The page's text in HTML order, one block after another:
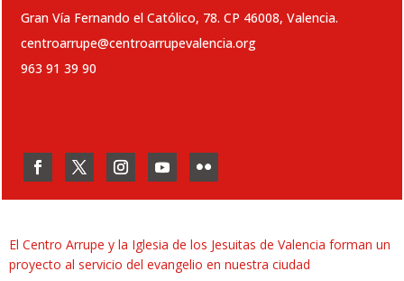
Gran Vía Fernando el Católico, 78. CP 46008, Valencia.
centroarrupe@centroarrupevalencia.org
963 91 39 90
El Centro Arrupe y la Iglesia de los Jesuitas de Valencia forman un
proyecto al servicio del evangelio en nuestra ciudad